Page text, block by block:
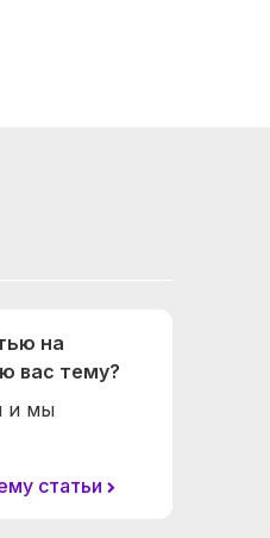
на
вас тему?
и мы
статьи